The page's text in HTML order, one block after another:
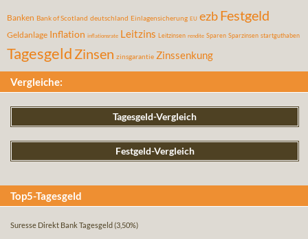
Banken Bank of Scotland deutschland Einlagensicherung EU ezbFestgeld
Geldanlage Inflation inflationsrate Leitzins Leitzinsen rendite Sparen Sparzinsen startguthaben
Tagesgeld Zinsen zinsgarantie Zinssenkung
Vergleiche:
Tagesgeld-Vergleich
Festgeld-Vergleich
Top5-Tagesgeld
Suresse Direkt Bank Tagesgeld (3,50%)